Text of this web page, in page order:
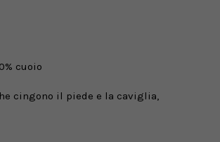
cuoio
cingono il piede e la caviglia,